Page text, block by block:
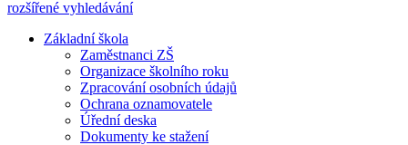
rozšířené vyhledávání
Základní škola
Zaměstnanci ZŠ
Organizace školního roku
Zpracování osobních údajů
Ochrana oznamovatele
Úřední deska
Dokumenty ke stažení